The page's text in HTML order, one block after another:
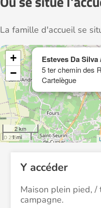
La famille d'accueil se
Esteves Da Silva
5 ter chemin des
Cartelègue
+
−
2 km
1 mi
Y accéder
Maison plein pied, /
campagne.